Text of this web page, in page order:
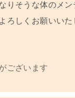
りそうな体のメン
ろしくお願いいた
ございます